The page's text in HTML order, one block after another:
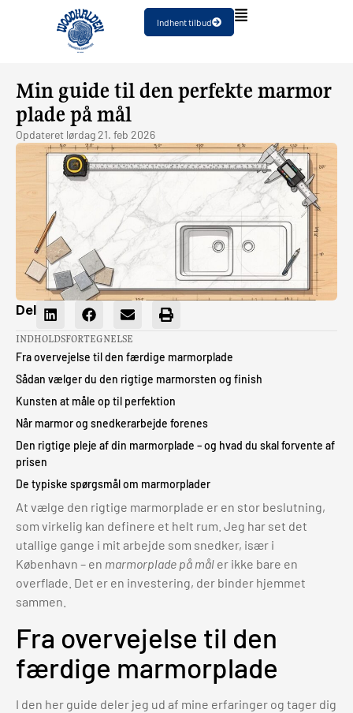
Indhent tilbud
Min guide til den perfekte marmor
plade på mål
Opdateret lørdag 21. feb 2026
Del
INDHOLDSFORTEGNELSE
Fra overvejelse til den færdige marmorplade
Sådan vælger du den rigtige marmorsten og finish
Kunsten at måle op til perfektion
Når marmor og snedkerarbejde forenes
Den rigtige pleje af din marmorplade – og hvad du skal forvente af
prisen
De typiske spørgsmål om marmorplader
At vælge den rigtige marmorplade er en stor beslutning,
som virkelig kan definere et helt rum. Jeg har set det
utallige gange i mit arbejde som snedker, især i
København – en marmorplade på mål er ikke bare en
overflade. Det er en investering, der binder hjemmet
sammen.
Fra overvejelse til den
færdige marmorplade
I den her guide deler jeg ud af mine erfaringer og tager dig